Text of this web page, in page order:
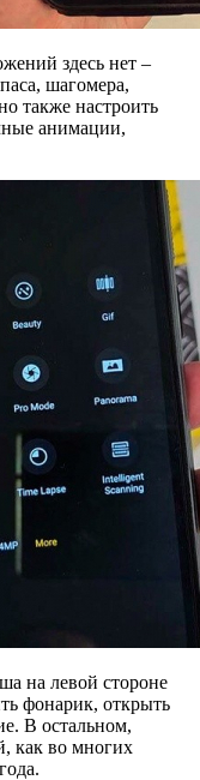
здесь нет –
шагомера,
также настроить
анимации,
на левой стороне
фонарик, открыть
В остальном,
как во многих